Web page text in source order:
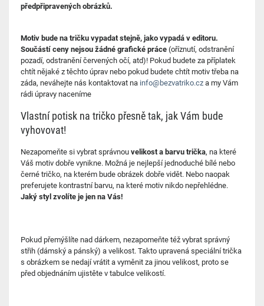
předpřipravených obrázků.
Motiv bude na tričku vypadat stejně, jako vypadá v editoru.
Součástí ceny nejsou žádné grafické práce (oříznutí, odstranění
pozadí, odstranění červených očí, atd)! Pokud budete za příplatek
chtít nějaké z těchto úprav nebo pokud budete chtít motiv třeba na
záda, neváhejte nás kontaktovat na info@bezvatriko.cz a my Vám
rádi úpravy naceníme
Vlastní potisk na tričko přesně tak, jak Vám bude
vyhovovat!
Nezapomeňte si vybrat správnou velikost a barvu trička, na které
Váš motiv dobře vynikne. Možná je nejlepší jednoduché bílé nebo
černé tričko, na kterém bude obrázek dobře vidět. Nebo naopak
preferujete kontrastní barvu, na které motiv nikdo nepřehlédne.
Jaký styl zvolíte je jen na Vás!
Pokud přemýšlíte nad dárkem, nezapomeňte též vybrat správný
střih (dámský a pánský) a velikost. Takto upravená speciální trička
s obrázkem se nedají vrátit a vyměnit za jinou velikost, proto se
před objednáním ujistěte v tabulce velikostí.